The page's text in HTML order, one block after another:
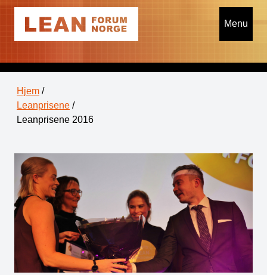
Menu
Hjem /
Leanprisene /
Leanprisene 2016